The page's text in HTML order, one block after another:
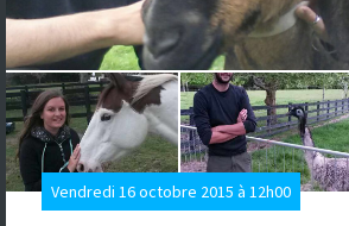
Vendredi 16 octobre 2015 à 12h00